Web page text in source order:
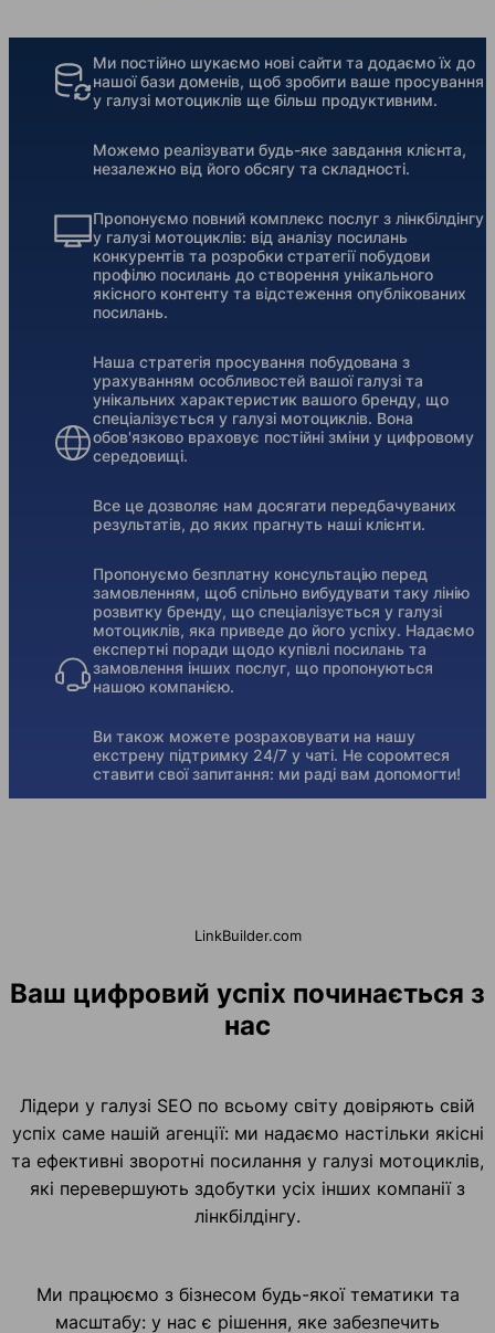
Ми постійно шукаємо нові сайти та додаємо їх до
нашої бази доменів, щоб зробити ваше просування
у галузі мотоциклів ще більш продуктивним.
Можемо реалізувати будь-яке завдання клієнта,
незалежно від його обсягу та складності.
Пропонуємо повний комплекс послуг з лінкбілдінгу
у галузі мотоциклів: від аналізу посилань
конкурентів та розробки стратегії побудови
профілю посилань до створення унікального
якісного контенту та відстеження опублікованих
посилань.
Наша стратегія просування побудована з
урахуванням особливостей вашої галузі та
унікальних характеристик вашого бренду, що
спеціалізується у галузі мотоциклів. Вона
обов'язково враховує постійні зміни у цифровому
середовищі.
Все це дозволяє нам досягати передбачуваних
результатів, до яких прагнуть наші клієнти.
Пропонуємо безплатну консультацію перед
замовленням, щоб спільно вибудувати таку лінію
розвитку бренду, що спеціалізується у галузі
мотоциклів, яка приведе до його успіху. Надаємо
експертні поради щодо купівлі посилань та
замовлення інших послуг, що пропонуються
нашою компанією.
Ви також можете розраховувати на нашу
екстрену підтримку 24/7 у чаті. Не соромтеся
ставити свої запитання: ми раді вам допомогти!
LinkBuilder.com
Ваш цифровий успіх починається з
нас
Лідери у галузі SEO по всьому світу довіряють свій
успіх саме нашій агенції: ми надаємо настільки якісні
та ефективні зворотні посилання у галузі мотоциклів,
які перевершують здобутки усіх інших компанії з
лінкбілдінгу.
Ми працюємо з бізнесом будь-якої тематики та
масштабу: у нас є рішення, яке забезпечить